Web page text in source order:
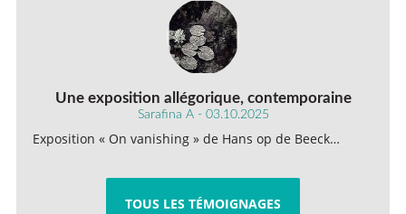
Une exposition allégorique, contemporaine
Sarafina A - 03.10.2025
Exposition « On vanishing » de Hans op de Beeck…
TOUS LES TÉMOIGNAGES